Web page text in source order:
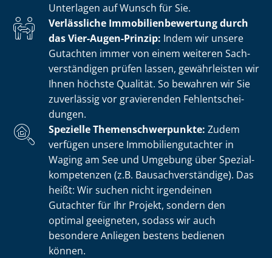
Unterlagen auf Wunsch für Sie.
Verlässliche Im­mo­bi­li­en­be­wer­tung durch
das Vier-Augen-Prinzip: Indem wir unsere
Gutachten immer von einem weiteren Sach­
ver­stän­di­gen prüfen lassen, gewährleisten wir
Ihnen höchste Qualität. So bewahren wir Sie
zuverlässig vor gravierenden Fehl­ent­schei­
dun­gen.
Spezielle The­men­schwer­punk­te: Zudem
verfügen unsere Im­mo­bi­li­en­gut­ach­ter in
Waging am See und Umgebung über Spe­zi­al­
kom­pe­ten­zen (z.B. Bau­sach­ver­stän­di­ge). Das
heißt: Wir suchen nicht irgendeinen
Gutachter für Ihr Projekt, sondern den
optimal geeigneten, sodass wir auch
besondere Anliegen bestens bedienen
können.